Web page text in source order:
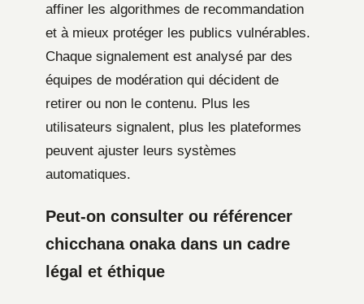
affiner les algorithmes de recommandation
et à mieux protéger les publics vulnérables.
Chaque signalement est analysé par des
équipes de modération qui décident de
retirer ou non le contenu. Plus les
utilisateurs signalent, plus les plateformes
peuvent ajuster leurs systèmes
automatiques.
Peut-on consulter ou référencer
chicchana onaka dans un cadre
légal et éthique